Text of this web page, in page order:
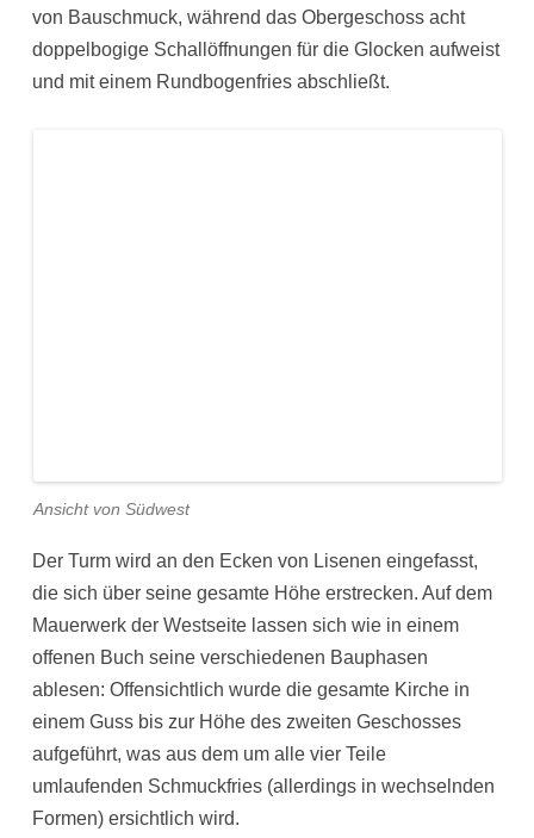
von Bauschmuck, während das Obergeschoss acht
doppelbogige Schallöffnungen für die Glocken aufweist
und mit einem Rundbogenfries abschließt.
Ansicht von Südwest
Der Turm wird an den Ecken von Lisenen eingefasst,
die sich über seine gesamte Höhe erstrecken. Auf dem
Mauerwerk der Westseite lassen sich wie in einem
offenen Buch seine verschiedenen Bauphasen
ablesen: Offensichtlich wurde die gesamte Kirche in
einem Guss bis zur Höhe des zweiten Geschosses
aufgeführt, was aus dem um alle vier Teile
umlaufenden Schmuckfries (allerdings in wechselnden
Formen) ersichtlich wird.